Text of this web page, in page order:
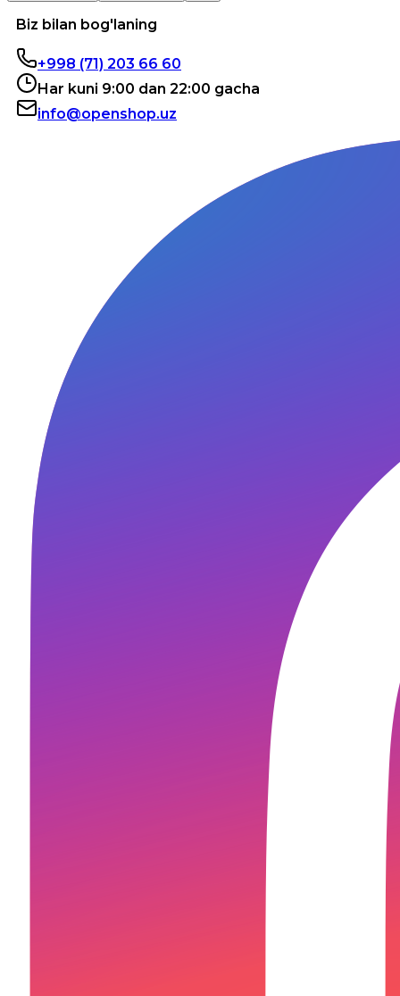
Biz bilan bog'laning
+998 (71) 203 66 60
Har kuni 9:00 dan 22:00 gacha
info@openshop.uz